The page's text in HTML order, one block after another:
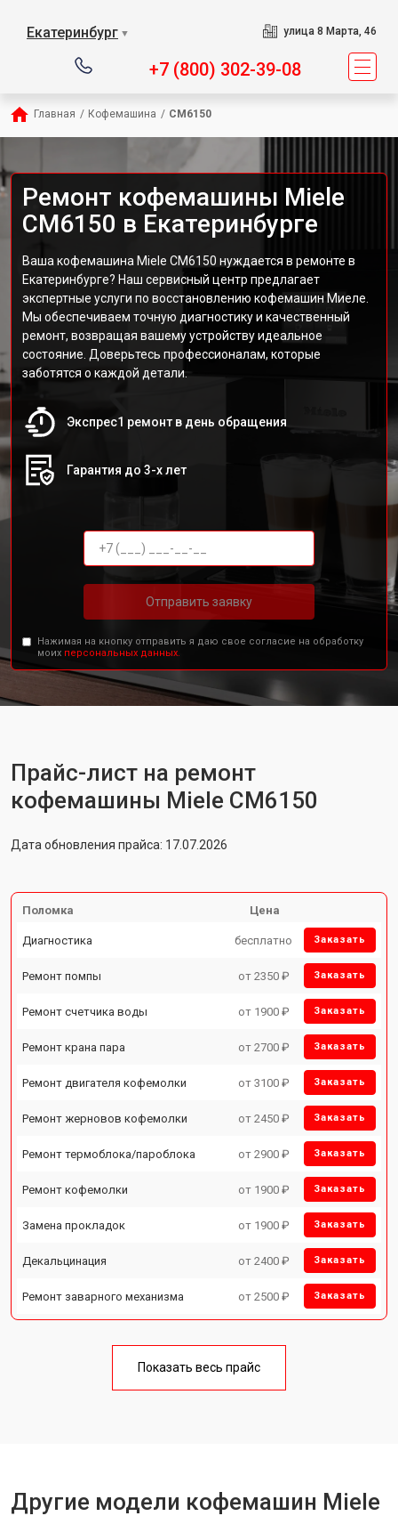
Екатеринбург ▼ улица 8 Марта, 46
+7 (800) 302-39-08
Главная / Кофемашина / CM6150
Ремонт кофемашины Miele
CM6150 в Екатеринбурге
Ваша кофемашина Miele CM6150 нуждается в ремонте в
Екатеринбурге? Наш сервисный центр предлагает
экспертные услуги по восстановлению кофемашин Миеле.
Мы обеспечиваем точную диагностику и качественный
ремонт, возвращая вашему устройству идеальное
состояние. Доверьтесь профессионалам, которые
заботятся о каждой детали.
Экспрес1 ремонт в день обращения
Гарантия до 3-х лет
Отправить заявку
Нажимая на кнопку отправить я даю свое согласие на обработку
моих персональных данных.
Прайс-лист на ремонт
кофемашины Miele CM6150
Дата обновления прайса: 17.07.2026
Поломка Цена
Диагностика бесплатно Заказать
Ремонт помпы от 2350 ₽ Заказать
Ремонт счетчика воды от 1900 ₽ Заказать
Ремонт крана пара от 2700 ₽ Заказать
Ремонт двигателя кофемолки от 3100 ₽ Заказать
Ремонт жерновов кофемолки от 2450 ₽ Заказать
Ремонт термоблока/пароблока от 2900 ₽ Заказать
Ремонт кофемолки от 1900 ₽ Заказать
Замена прокладок от 1900 ₽ Заказать
Декальцинация от 2400 ₽ Заказать
Ремонт заварного механизма от 2500 ₽ Заказать
Показать весь прайс
Другие модели кофемашин Miele